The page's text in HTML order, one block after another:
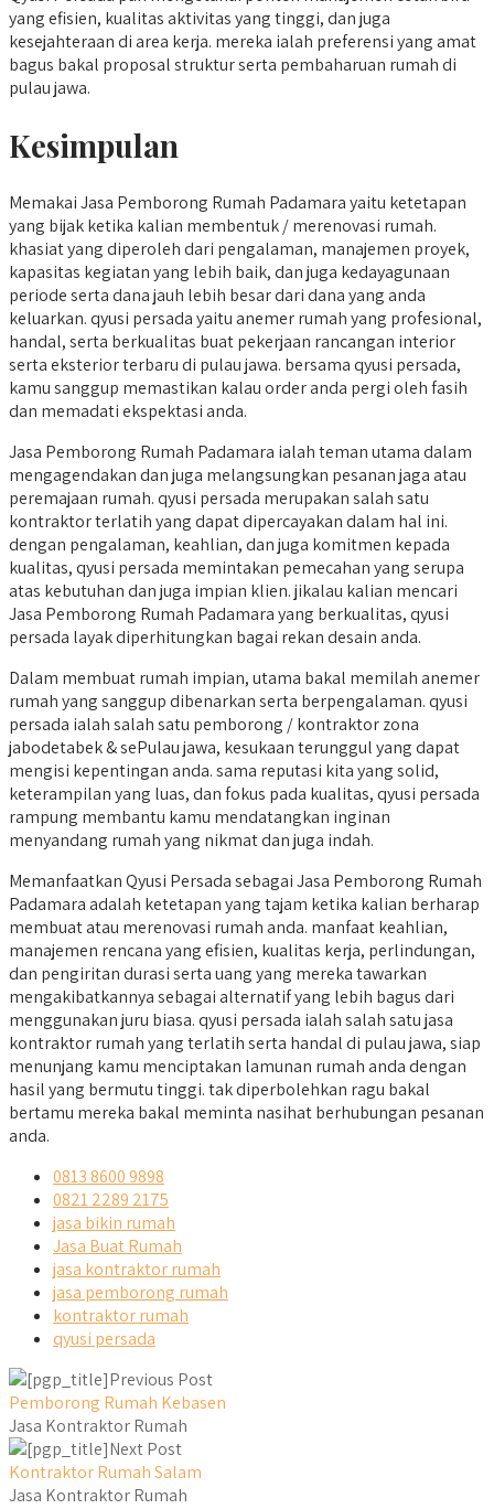
yang efisien, kualitas aktivitas yang tinggi, dan juga
kesejahteraan di area kerja. mereka ialah preferensi yang amat
bagus bakal proposal struktur serta pembaharuan rumah di
pulau jawa.
Kesimpulan
Memakai Jasa Pemborong Rumah Padamara yaitu ketetapan
yang bijak ketika kalian membentuk / merenovasi rumah.
khasiat yang diperoleh dari pengalaman, manajemen proyek,
kapasitas kegiatan yang lebih baik, dan juga kedayagunaan
periode serta dana jauh lebih besar dari dana yang anda
keluarkan. qyusi persada yaitu anemer rumah yang profesional,
handal, serta berkualitas buat pekerjaan rancangan interior
serta eksterior terbaru di pulau jawa. bersama qyusi persada,
kamu sanggup memastikan kalau order anda pergi oleh fasih
dan memadati ekspektasi anda.
Jasa Pemborong Rumah Padamara ialah teman utama dalam
mengagendakan dan juga melangsungkan pesanan jaga atau
peremajaan rumah. qyusi persada merupakan salah satu
kontraktor terlatih yang dapat dipercayakan dalam hal ini.
dengan pengalaman, keahlian, dan juga komitmen kepada
kualitas, qyusi persada memintakan pemecahan yang serupa
atas kebutuhan dan juga impian klien. jikalau kalian mencari
Jasa Pemborong Rumah Padamara yang berkualitas, qyusi
persada layak diperhitungkan bagai rekan desain anda.
Dalam membuat rumah impian, utama bakal memilah anemer
rumah yang sanggup dibenarkan serta berpengalaman. qyusi
persada ialah salah satu pemborong / kontraktor zona
jabodetabek & sePulau jawa, kesukaan terunggul yang dapat
mengisi kepentingan anda. sama reputasi kita yang solid,
keterampilan yang luas, dan fokus pada kualitas, qyusi persada
rampung membantu kamu mendatangkan inginan
menyandang rumah yang nikmat dan juga indah.
Memanfaatkan Qyusi Persada sebagai Jasa Pemborong Rumah
Padamara adalah ketetapan yang tajam ketika kalian berharap
membuat atau merenovasi rumah anda. manfaat keahlian,
manajemen rencana yang efisien, kualitas kerja, perlindungan,
dan pengiritan durasi serta uang yang mereka tawarkan
mengakibatkannya sebagai alternatif yang lebih bagus dari
menggunakan juru biasa. qyusi persada ialah salah satu jasa
kontraktor rumah yang terlatih serta handal di pulau jawa, siap
menunjang kamu menciptakan lamunan rumah anda dengan
hasil yang bermutu tinggi. tak diperbolehkan ragu bakal
bertamu mereka bakal meminta nasihat berhubungan pesanan
anda.
0813 8600 9898
0821 2289 2175
jasa bikin rumah
Jasa Buat Rumah
jasa kontraktor rumah
jasa pemborong rumah
kontraktor rumah
qyusi persada
Previous Post
Pemborong Rumah Kebasen
Jasa Kontraktor Rumah
Next Post
Kontraktor Rumah Salam
Jasa Kontraktor Rumah